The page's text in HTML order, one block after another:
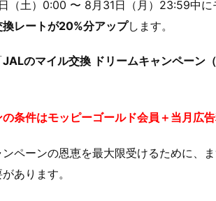
（土）0:00 〜 8月31日（月）23:59中
換レートが20%分アップします。
JALのマイル交換 ドリームキャンペーン
の条件はモッピーゴールド会員＋当月広
ペーンの恩恵を最大限受けるために、
あります。